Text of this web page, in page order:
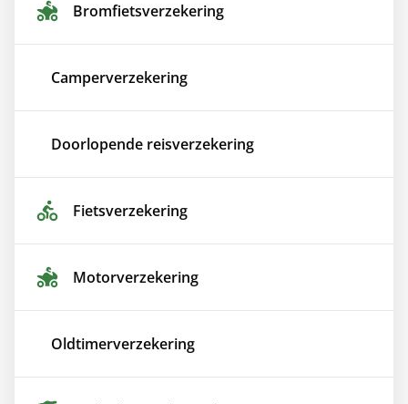
Bromfiets­verzekering
Camper­verzekering
Doorlopende reis­verzekering
Fiets­verzekering
Motor­verzekering
Oldtimer­verzekering